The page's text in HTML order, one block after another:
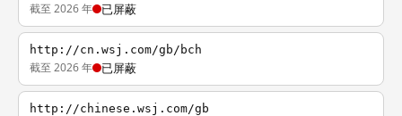
截至 2026 年 已屏蔽
http://cn.wsj.com/gb/bch
截至 2026 年 已屏蔽
http://chinese.wsj.com/gb